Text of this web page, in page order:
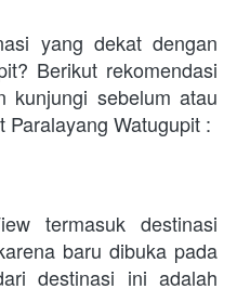
yang dekat dengan
Berikut rekomendasi
kunjungi sebelum atau
Watugupit :
termasuk destinasi
baru dibuka pada